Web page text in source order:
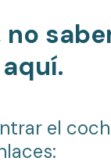
el